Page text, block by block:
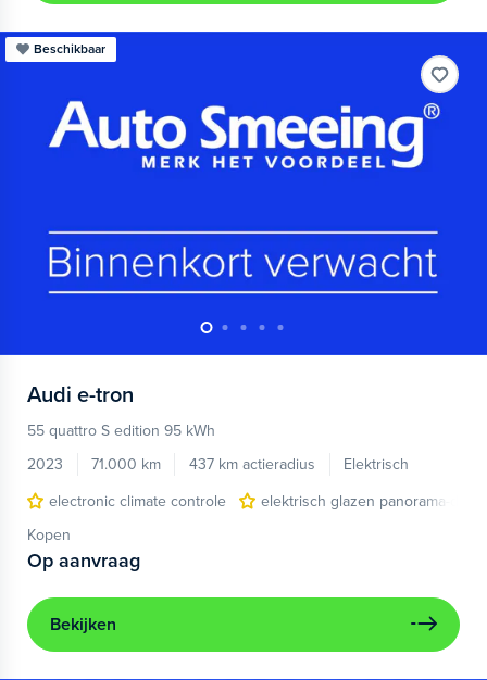
Beschikbaar
Audi e-tron
55 quattro S edition 95 kWh
2023
71.000 km 437 km actieradius
Elektrisch
electronic climate controle
elektrisch glazen panorama-dak
Kopen
Op aanvraag
Bekijken